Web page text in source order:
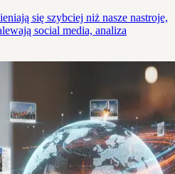
się szybciej niż nasze nastroje,
social media, analiza